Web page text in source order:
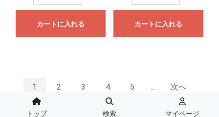
カートに入れる カートに入れる
1 2 3 4 5 ...
次へ
最後へ
トップ 検索 マイページ